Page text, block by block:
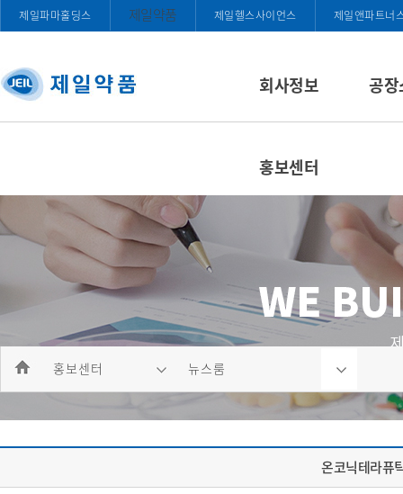
제일파마홀딩스 제일약품 제일헬스사이언스 제일앤파트너
회사정보 공
홍보센터
홍보센터 뉴스룸
온코닉테라퓨